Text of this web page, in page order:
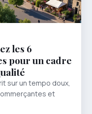
les 6
pour un cadre
sur un tempo doux,
et